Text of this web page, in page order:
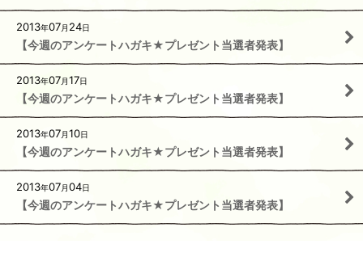
2013年07月 24日
【今週のアンケートハガキ★プレゼント当選者発表】
2013年07月17日
【今週のアンケートハガキ★プレゼント当選者発表】
2013年07月10日
【今週のアンケートハガキ★プレゼント当選者発表】
2013年07月04日
【今週のアンケートハガキ★プレゼント当選者発表】